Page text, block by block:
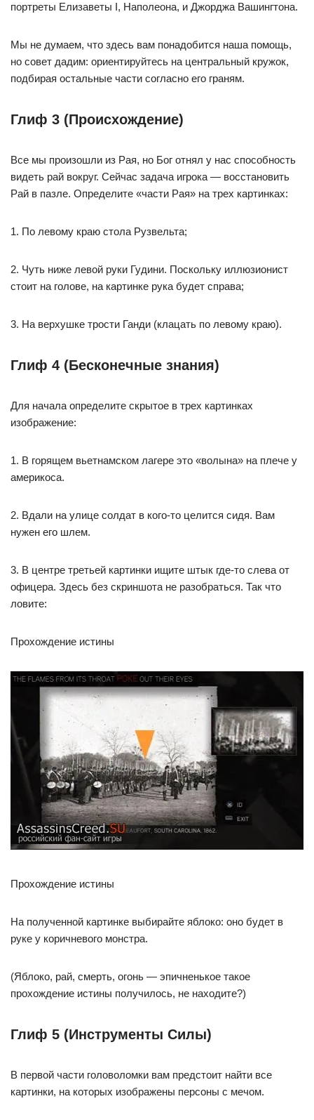
портреты Елизаветы I, Наполеона, и Джорджа Вашингтона.
Мы не думаем, что здесь вам понадобится наша помощь,
но совет дадим: ориентируйтесь на центральный кружок,
подбирая остальные части согласно его граням.
Глиф 3 (Происхождение)
Все мы произошли из Рая, но Бог отнял у нас способность
видеть рай вокруг. Сейчас задача игрока — восстановить
Рай в пазле. Определите «части Рая» на трех картинках:
1. По левому краю стола Рузвельта;
2. Чуть ниже левой руки Гудини. Поскольку иллюзионист
стоит на голове, на картинке рука будет справа;
3. На верхушке трости Ганди (клацать по левому краю).
Глиф 4 (Бесконечные знания)
Для начала определите скрытое в трех картинках
изображение:
1. В горящем вьетнамском лагере это «волына» на плече у
америкоса.
2. Вдали на улице солдат в кого-то целится сидя. Вам
нужен его шлем.
3. В центре третьей картинки ищите штык где-то слева от
офицера. Здесь без скриншота не разобраться. Так что
ловите:
Прохождение истины
Прохождение истины
На полученной картинке выбирайте яблоко: оно будет в
руке у коричневого монстра.
(Яблоко, рай, смерть, огонь — эпичненькое такое
прохождение истины получилось, не находите?)
Глиф 5 (Инструменты Силы)
В первой части головоломки вам предстоит найти все
картинки, на которых изображены персоны с мечом.